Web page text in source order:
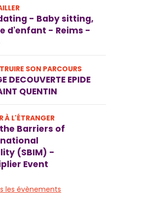
- Baby sitting,
d'enfant - Reims -
SON PARCOURS
DECOUVERTE EPIDE
QUENTIN
À L'ÉTRANGER
Barriers of
(SBIM) -
Event
les évènements